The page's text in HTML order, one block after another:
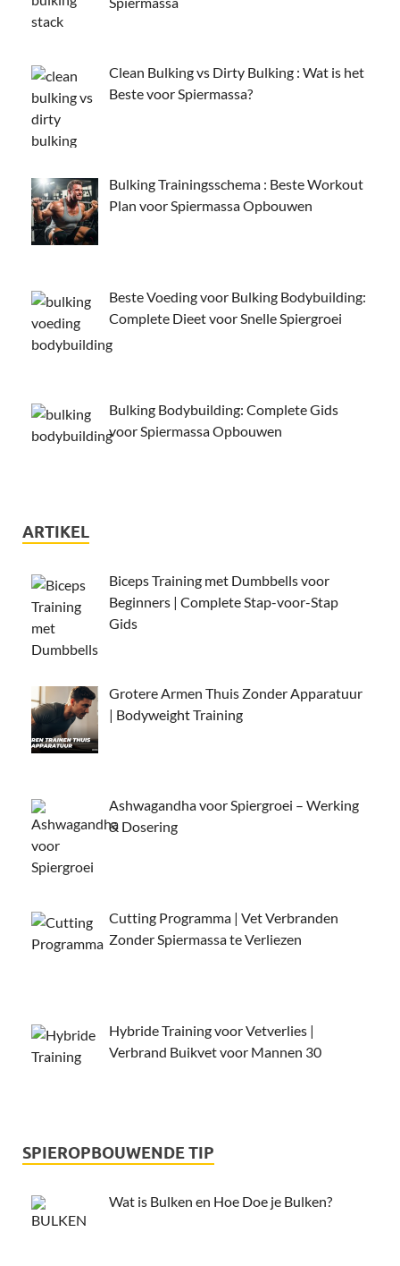
Clean Bulking vs Dirty Bulking : Wat is het
Beste voor Spiermassa?
Bulking Trainingsschema : Beste Workout
Plan voor Spiermassa Opbouwen
Beste Voeding voor Bulking Bodybuilding:
Complete Dieet voor Snelle Spiergroei
Bulking Bodybuilding: Complete Gids
voor Spiermassa Opbouwen
ARTIKEL
Biceps Training met Dumbbells voor
Beginners | Complete Stap-voor-Stap
Gids
Grotere Armen Thuis Zonder Apparatuur
| Bodyweight Training
Ashwagandha voor Spiergroei – Werking
& Dosering
Cutting Programma | Vet Verbranden
Zonder Spiermassa te Verliezen
Hybride Training voor Vetverlies |
Verbrand Buikvet voor Mannen 30
SPIEROPBOUWENDE TIP
Wat is Bulken en Hoe Doe je Bulken?